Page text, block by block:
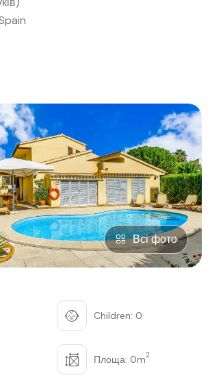
Всі фото
Children: 0
Площа: 0m2